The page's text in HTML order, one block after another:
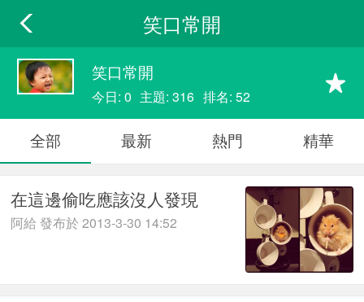
笑口常開
笑口常開
今日: 0 主題: 316 排名: 52
全部 最新 熱門 精華
在這邊偷吃應該沒人發現
阿給 發布於 2013-3-30 14:52